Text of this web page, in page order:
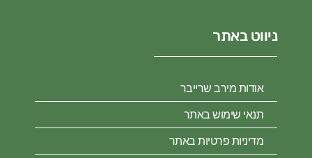
ניווט באתר
אודות מירב שרייבר
תנאי שימוש באתר
מדיניות פרטיות באתר